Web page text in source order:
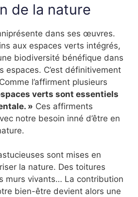
de la nature
dans ses œuvres.
aux espaces verts intégrés,
biodiversité bénéfique dans
espaces. C’est définitivement
l’affirment plusieurs
verts sont essentiels
» Ces affirments
notre besoin inné d’être en
sont mises en
la nature. Des toitures
murs vivants… La contribution
bien-être devient alors une